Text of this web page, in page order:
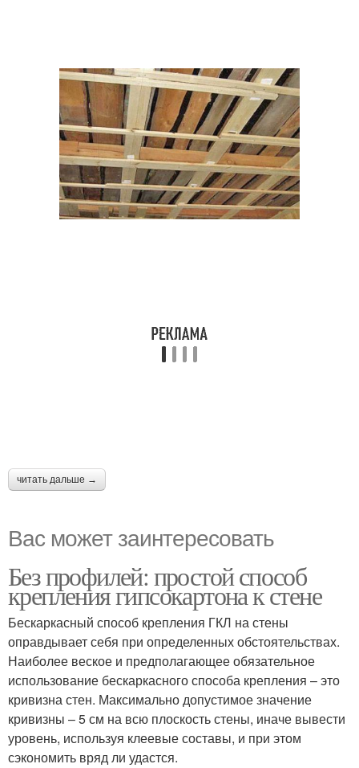
читать дальше →
Вас может заинтересовать
Без профилей: простой способ
крепления гипсокартона к стене
Бескаркасный способ крепления ГКЛ на стены
оправдывает себя при определенных обстоятельствах.
Наиболее веское и предполагающее обязательное
использование бескаркасного способа крепления – это
кривизна стен. Максимально допустимое значение
кривизны – 5 см на всю плоскость стены, иначе вывести
уровень, используя клеевые составы, и при этом
сэкономить вряд ли удастся.